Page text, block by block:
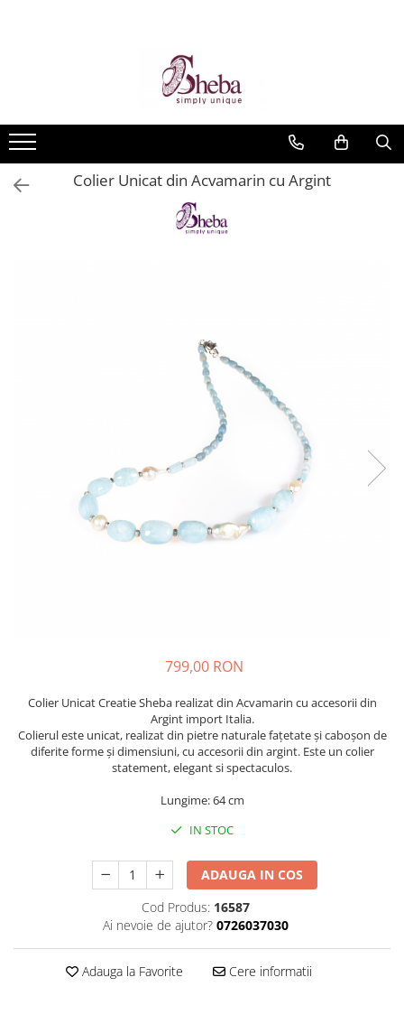
Colier Unicat din Acvamarin cu Argint
799,00 RON
Colier Unicat Creatie Sheba realizat din Acvamarin cu accesorii din
Argint import Italia.
Colierul este unicat, realizat din pietre naturale fațetate și caboșon de
diferite forme și dimensiuni, cu accesorii din argint. Este un colier
statement, elegant si spectaculos.
Lungime: 64 cm
IN STOC
ADAUGA IN COS
Cod Produs: 16587
Ai nevoie de ajutor? 0726037030
Adauga la Favorite Cere informatii